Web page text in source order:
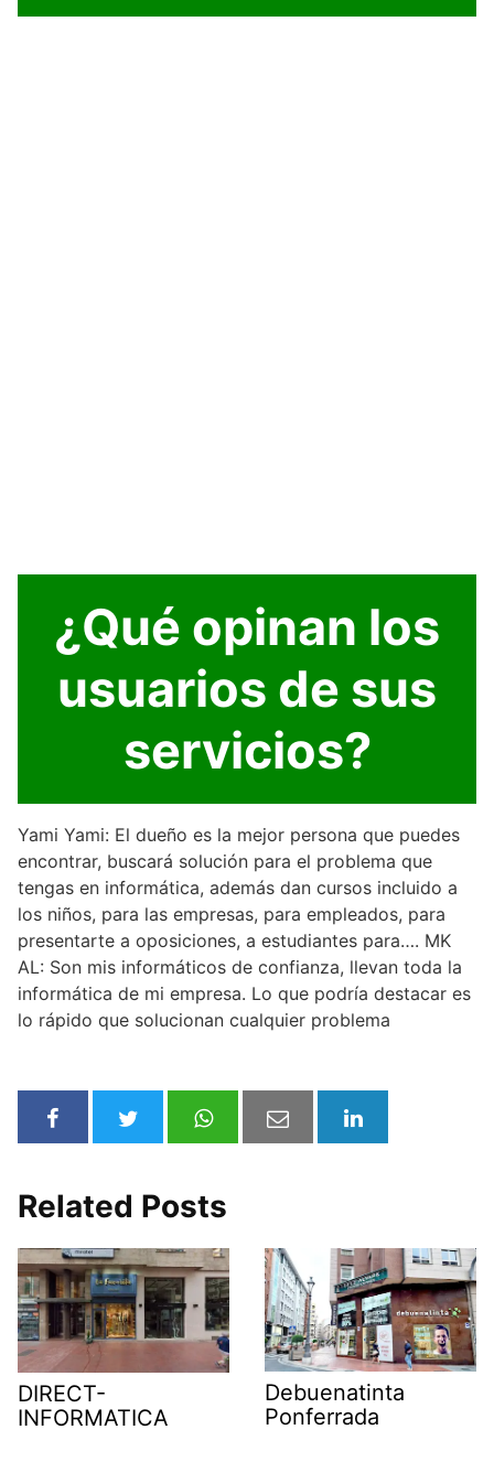
¿Qué opinan los
usuarios de sus
servicios?
Yami Yami: El dueño es la mejor persona que puedes
encontrar, buscará solución para el problema que
tengas en informática, además dan cursos incluido a
los niños, para las empresas, para empleados, para
presentarte a oposiciones, a estudiantes para…. MK
AL: Son mis informáticos de confianza, llevan toda la
informática de mi empresa. Lo que podría destacar es
lo rápido que solucionan cualquier problema
Related Posts
DIRECT-
INFORMATICA
Debuenatinta
Ponferrada